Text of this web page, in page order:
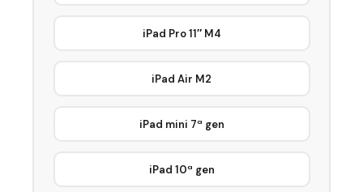
iPad Pro 11″ M4
iPad Air M2
iPad mini 7ª gen
iPad 10ª gen